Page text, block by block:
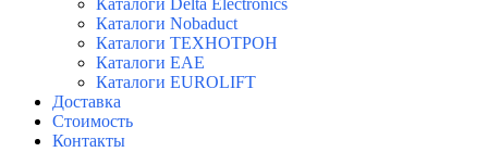
Каталоги Delta Electronics
Каталоги Nobaduct
Каталоги ТЕХНОТРОН
Каталоги EAE
Каталоги EUROLIFT
Доставка
Стоимость
Контакты